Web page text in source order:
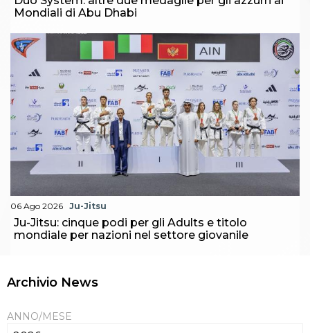
Mondiali di Abu Dhabi
06 Ago 2026 Ju-Jitsu
Ju-Jitsu: cinque podi per gli Adults e titolo
mondiale per nazioni nel settore giovanile
Archivio News
ANNO/MESE